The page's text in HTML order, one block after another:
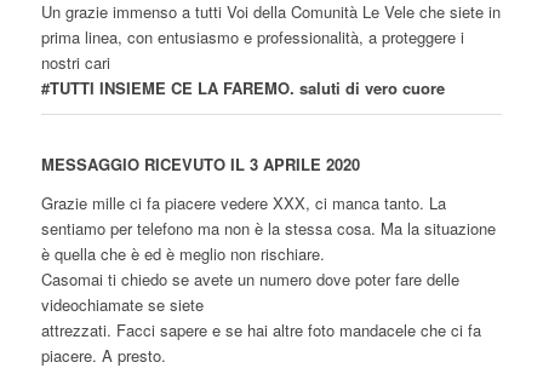
Un grazie immenso a tutti Voi della Comunità Le Vele che siete in
prima linea, con entusiasmo e professionalità, a proteggere i
nostri cari
#TUTTI INSIEME CE LA FAREMO. saluti di vero cuore
MESSAGGIO RICEVUTO IL 3 APRILE 2020
Grazie mille ci fa piacere vedere XXX, ci manca tanto. La
sentiamo per telefono ma non è la stessa cosa. Ma la situazione
è quella che è ed è meglio non rischiare.
Casomai ti chiedo se avete un numero dove poter fare delle
videochiamate se siete
attrezzati. Facci sapere e se hai altre foto mandacele che ci fa
piacere. A presto.